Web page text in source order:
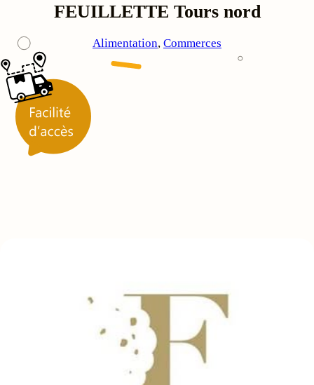
FEUILLETTE Tours nord
Alimentation, Commerces